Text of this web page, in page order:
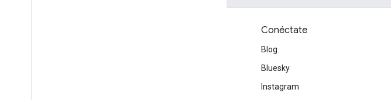
Conéctate
Blog
Bluesky
Instagram